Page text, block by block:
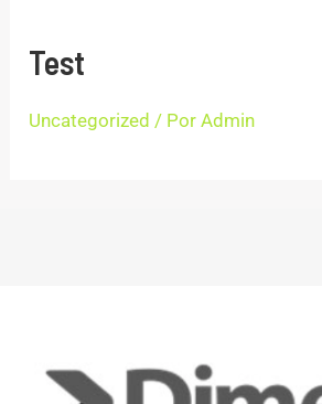
Test
Uncategorized / PorAdmin